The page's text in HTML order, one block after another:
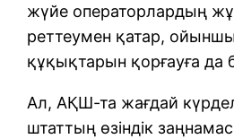
жүйе операторлардың
реттеумен қатар,
құқықтарын қорғауға да
Ал, АҚШ-та жағдай
штаттың өзіндік